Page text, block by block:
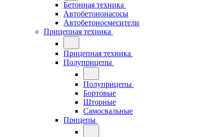
Бетонная техника
Автобетононасосы
Автобетоносмесители
Прицепная техника
Прицепная техника
Полуприцепы
Полуприцепы
Бортовые
Шторные
Самосвальные
Прицепы